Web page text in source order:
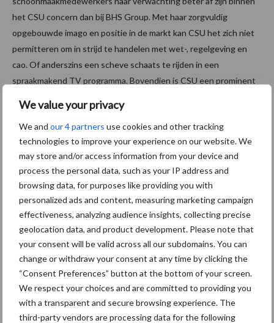
We value your privacy
We and our 4 partners use cookies and other tracking
technologies to improve your experience on our website. We
may store and/or access information from your device and
process the personal data, such as your IP address and
browsing data, for purposes like providing you with
personalized ads and content, measuring marketing campaign
effectiveness, analyzing audience insights, collecting precise
geolocation data, and product development. Please note that
your consent will be valid across all our subdomains. You can
change or withdraw your consent at any time by clicking the
“Consent Preferences” button at the bottom of your screen.
We respect your choices and are committed to providing you
with a transparent and secure browsing experience. The
third-party vendors are processing data for the following
het CSU concern dan bij BHS Group. Met haar zorgvuldig
opgebouwde imago en positie in de markt kan CSU het zich niet
permitteren om in strijd te handelen met wet-, regelgeving en
cao. Of anderszins een scheve schaats te rijden in een
spraakmakend TV programma. Bovendien is CSU een prominent
tegenstelling tot BHS Group. Genoeg werk dus voor van Hoof en
de zijnen om deze perfect match van kennis en kunde tot het
gewenste succes te maken.
Services/ Ward Kolman, Businessunit Directeur CSU Zuid/ John
van Keulen, Commercieel Directeur BHS Group, Ron Schoonaard,
Algemeen Directeur BHS Group/ John van Hoof, voorzitter Raad
van Bestuur CSU/ Rob Fortuin, Financieel Directeur CSU.
Aanbevolen voor jou! Lees meer